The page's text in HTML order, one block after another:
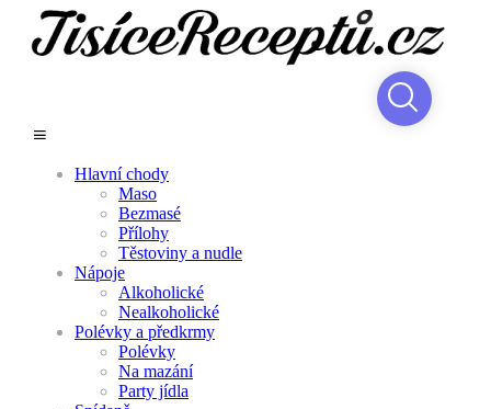
Hlavní chody
Maso
Bezmasé
Přílohy
Těstoviny a nudle
Nápoje
Alkoholické
Nealkoholické
Polévky a předkrmy
Polévky
Na mazání
Party jídla